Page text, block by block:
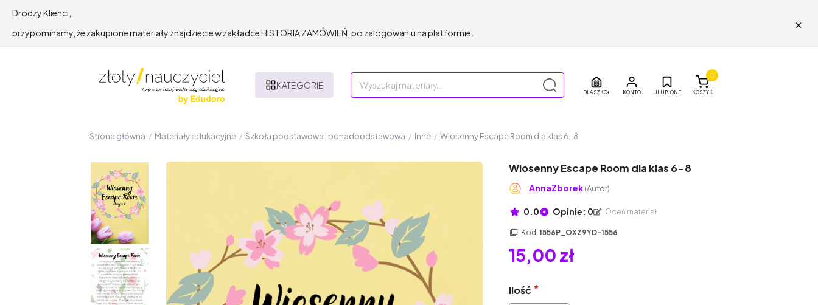
Drodzy Klienci,
przypominamy, że zakupione materiały znajdziecie w zakładce HISTORIA ZAMÓWIEŃ, po zalogowaniu na platformie.
×
KATEGORIE
DLA SZKÓŁ ULUBIONE KOSZYK
0
Strona główna / Materiały edukacyjne / Szkoła podstawowa i ponadpodstawowa / Inne / Wiosenny Escape Room dla klas 6-8
Wiosenny Escape Room dla klas 6-8
AnnaZborek(Autor)
0.0 Opinie: 0 Oceń materiał
Kod:1556P_OXZ9YD-1556
15,00 zł
Ilość